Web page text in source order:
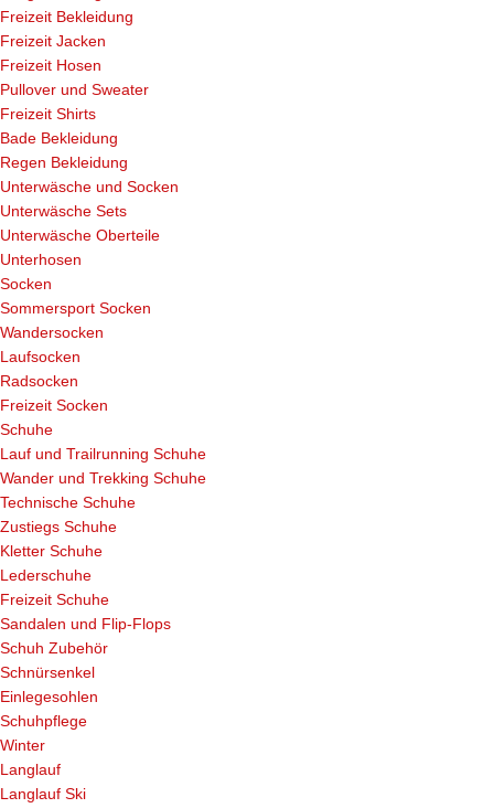
Freizeit Bekleidung
Freizeit Jacken
Freizeit Hosen
Pullover und Sweater
Freizeit Shirts
Bade Bekleidung
Regen Bekleidung
Unterwäsche und Socken
Unterwäsche Sets
Unterwäsche Oberteile
Unterhosen
Socken
Sommersport Socken
Wandersocken
Laufsocken
Radsocken
Freizeit Socken
Schuhe
Lauf und Trailrunning Schuhe
Wander und Trekking Schuhe
Technische Schuhe
Zustiegs Schuhe
Kletter Schuhe
Lederschuhe
Freizeit Schuhe
Sandalen und Flip-Flops
Schuh Zubehör
Schnürsenkel
Einlegesohlen
Schuhpflege
Winter
Langlauf
Langlauf Ski